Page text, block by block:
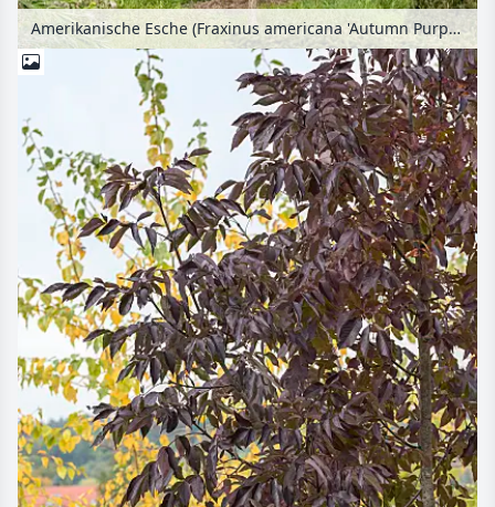
Amerikanische Esche (Fraxinus americana 'Autumn Purple')